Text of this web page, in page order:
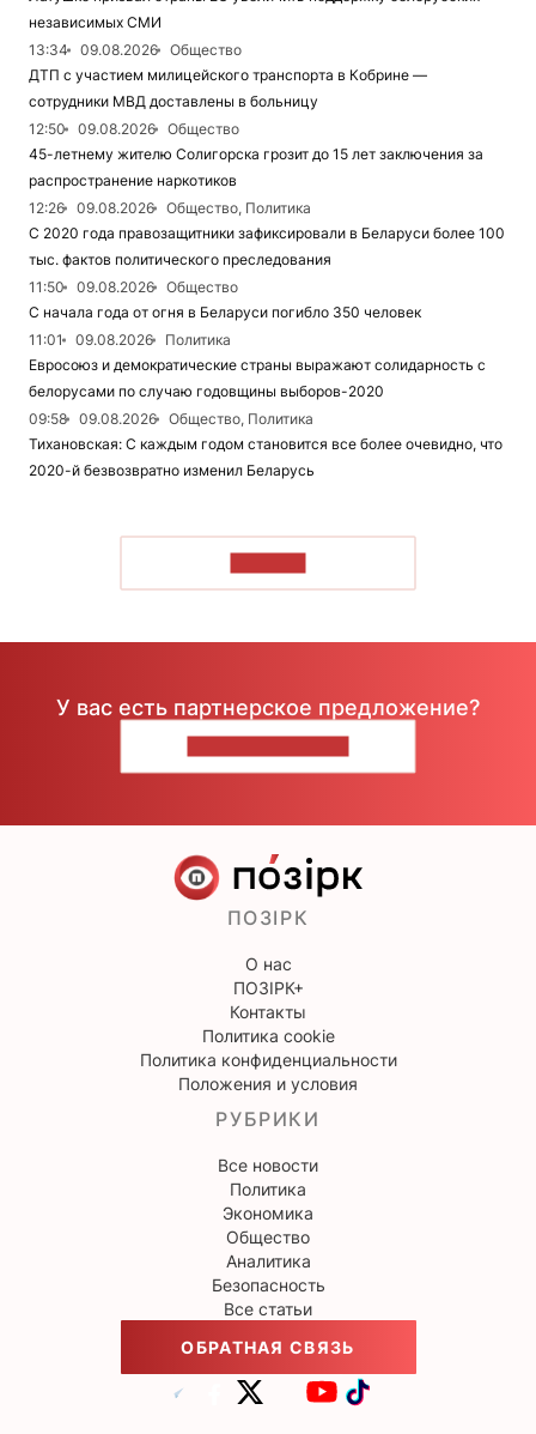
независимых СМИ
13:34
09.08.2026
Общество
ДТП с участием милицейского транспорта в Кобрине —
сотрудники МВД доставлены в больницу
12:50
09.08.2026
Общество
45-летнему жителю Солигорска грозит до 15 лет заключения за
распространение наркотиков
12:26
09.08.2026
Общество, Политика
С 2020 года правозащитники зафиксировали в Беларуси более 100
тыс. фактов политического преследования
11:50
09.08.2026
Общество
С начала года от огня в Беларуси погибло 350 человек
11:01
09.08.2026
Политика
Евросоюз и демократические страны выражают солидарность с
белорусами по случаю годовщины выборов-2020
09:58
09.08.2026
Общество, Политика
Тихановская: С каждым годом становится все более очевидно, что
2020-й безвозвратно изменил Беларусь
У вас есть партнерское предложение?
ПОЗІРК
О нас
ПОЗІРК+
Контакты
Политика cookie
Политика конфиденциальности
Положения и условия
РУБРИКИ
Все новости
Политика
Экономика
Общество
Аналитика
Безопасность
Все статьи
ОБРАТНАЯ СВЯЗЬ